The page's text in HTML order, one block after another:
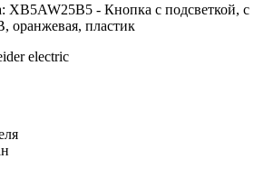
XB5AW25B5 - Кнопка с подсветкой, с
оранжевая, пластик
electric